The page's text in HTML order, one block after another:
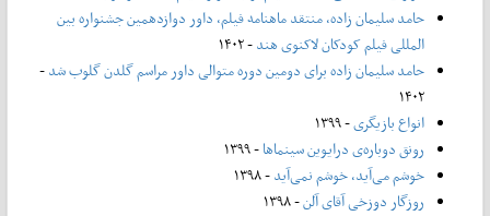
حامد سلیمان زاده، منتقد ماهنامه فیلم، داور دوازدهمین جشنواره بین
المللی فیلم کودکان لاکنوی هند- ۱۴۰۲
حامد سلیمان زاده برای دومین دوره متوالی داور مراسم گلدن گلوب شد-
۱۴۰۲
انواع بازیگری- ۱۳۹۹
رونق دوباره‌ی درایوین سینماها- ۱۳۹۹
خوشم می‌آید، خوشم نمی‌آید- ۱۳۹۸
روزگار دوزخی آقای آلن- ۱۳۹۸